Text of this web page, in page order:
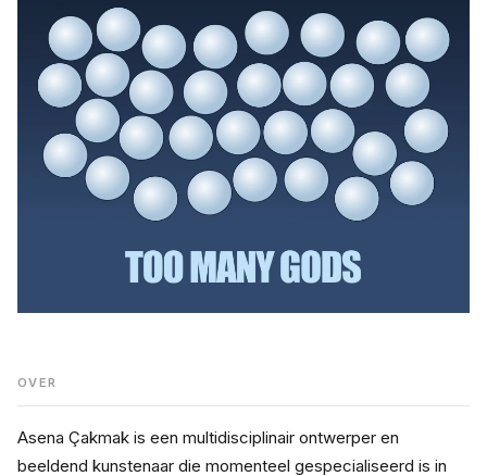
OVER
Asena Çakmak is een multidisciplinair ontwerper en
beeldend kunstenaar die momenteel gespecialiseerd is in